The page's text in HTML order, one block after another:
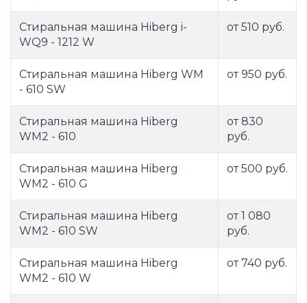
Стиральная машина Hiberg i-
WQ9 - 1212 W
от 510 руб.
Стиральная машина Hiberg WM
- 610 SW
от 950 руб.
Стиральная машина Hiberg
WM2 - 610
от 830
руб.
Стиральная машина Hiberg
WM2 - 610 G
от 500 руб.
Стиральная машина Hiberg
WM2 - 610 SW
от 1 080
руб.
Стиральная машина Hiberg
WM2 - 610 W
от 740 руб.